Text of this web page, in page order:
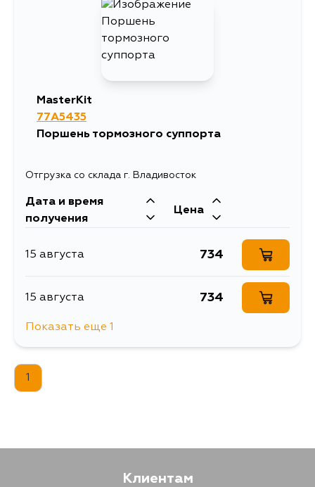
MasterKit
77A5435
Поршень тормозного суппорта
Отгрузка со склада г. Владивосток
Дата и время
получения
Цена
15 августа 734
15 августа 734
Показать еще 1
1
Клиентам